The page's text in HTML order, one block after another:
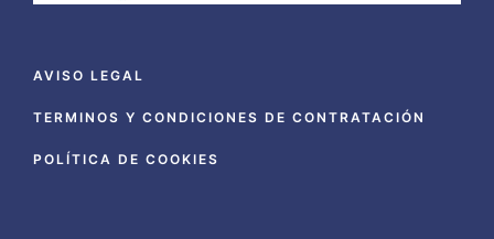
AVISO LEGAL
TERMINOS Y CONDICIONES DE CONTRATACIÓN
POLÍTICA DE COOKIES